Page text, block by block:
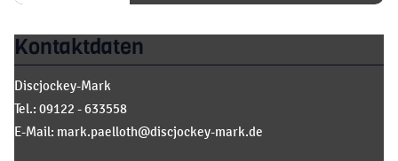
Kontaktdaten
Discjockey-Mark
Tel.: 09122 - 633558
E-Mail: mark.paelloth@discjockey-mark.de